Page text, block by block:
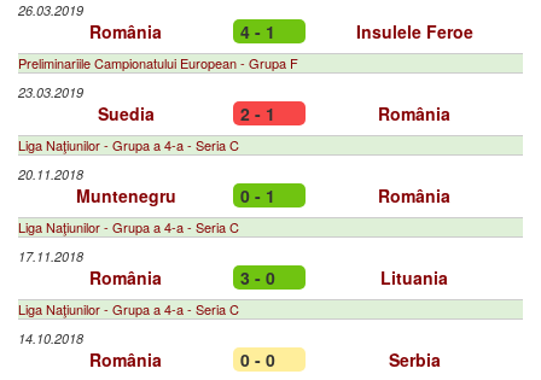
26.03.2019
România 4 - 1 Insulele Feroe
Preliminariile Campionatului European - Grupa F
23.03.2019
Suedia 2 - 1 România
Liga Naţiunilor - Grupa a 4-a - Seria C
20.11.2018
Muntenegru 0 - 1 România
Liga Naţiunilor - Grupa a 4-a - Seria C
17.11.2018
România 3 - 0 Lituania
Liga Naţiunilor - Grupa a 4-a - Seria C
14.10.2018
România 0 - 0 Serbia